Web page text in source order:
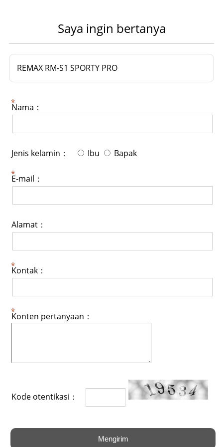
Saya ingin bertanya
REMAX RM-S1 SPORTY PRO
Nama：
Jenis kelamin： Ibu Bapak
E-mail：
Alamat：
Kontak：
Konten pertanyaan：
Kode otentikasi：